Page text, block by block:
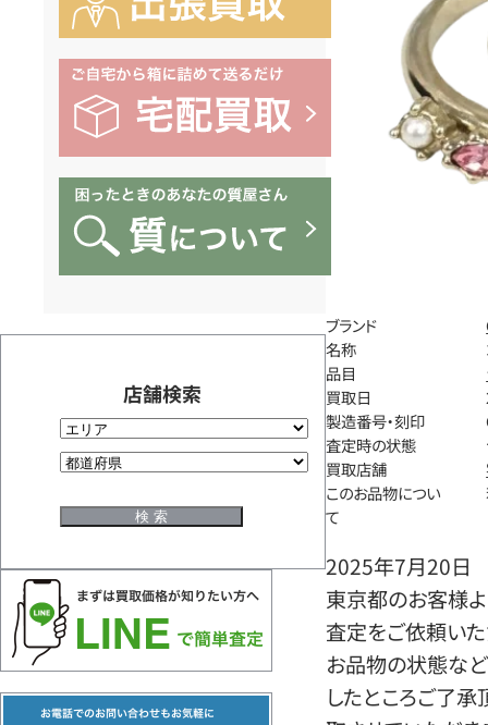
店舗検索
ブランド
名称
品目
買取日
製造番号・刻印
査定時の状態
買取店舗
このお品物につい
て
2025年7月20日
東京都のお客様
査定をご依頼いた
お品物の状態など
したところご了